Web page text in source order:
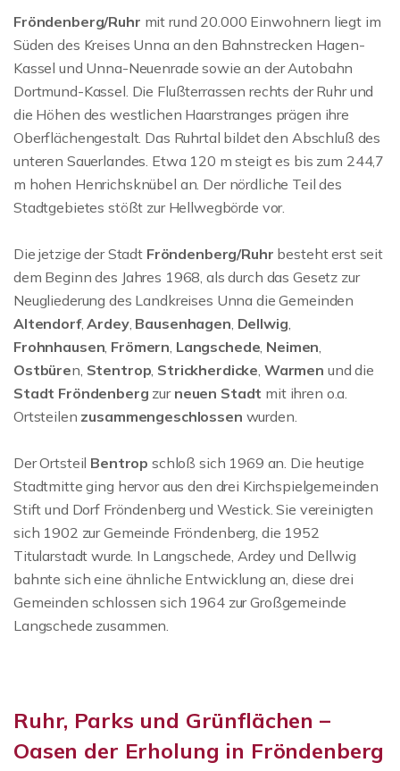
Fröndenberg/Ruhr mit rund 20.000 Einwohnern liegt im
Süden des Kreises Unna an den Bahnstrecken Hagen-
Kassel und Unna-Neuenrade sowie an der Autobahn
Dortmund-Kassel. Die Flußterrassen rechts der Ruhr und
die Höhen des westlichen Haarstranges prägen ihre
Oberflächengestalt. Das Ruhrtal bildet den Abschluß des
unteren Sauerlandes. Etwa 120 m steigt es bis zum 244,7
m hohen Henrichsknübel an. Der nördliche Teil des
Stadtgebietes stößt zur Hellwegbörde vor.
Die jetzige der Stadt Fröndenberg/Ruhr besteht erst seit
dem Beginn des Jahres 1968, als durch das Gesetz zur
Neugliederung des Landkreises Unna die Gemeinden
Altendorf,Ardey, Bausenhagen, Dellwig,
Frohnhausen, Frömern, Langschede, Neimen,
Ostbüren, Stentrop, Strickherdicke, Warmen und die
Stadt Fröndenberg zur neuen Stadt mit ihren o.a.
Ortsteilen zusammengeschlossen wurden.
Der Ortsteil Bentrop schloß sich 1969 an. Die heutige
Stadtmitte ging hervor aus den drei Kirchspielgemeinden
Stift und Dorf Fröndenberg und Westick. Sie vereinigten
sich 1902 zur Gemeinde Fröndenberg, die 1952
Titularstadt wurde. In Langschede, Ardey und Dellwig
bahnte sich eine ähnliche Entwicklung an, diese drei
Gemeinden schlossen sich 1964 zur Großgemeinde
Langschede zusammen.
Ruhr, Parks und Grünflächen –
Oasen der Erholung in Fröndenberg